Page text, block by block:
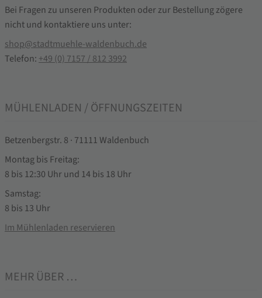
Bei Fragen zu unseren Produkten oder zur Bestellung zögere
nicht und kontaktiere uns unter:
shop@stadtmuehle-waldenbuch.de
Telefon: +49 (0) 7157 / 812 3992
MÜHLENLADEN / ÖFFNUNGSZEITEN
Betzenbergstr. 8 · 71111 Waldenbuch
Montag bis Freitag:
8 bis 12:30 Uhr und 14 bis 18 Uhr
Samstag:
8 bis 13 Uhr
Im Mühlenladen reservieren
MEHR ÜBER …